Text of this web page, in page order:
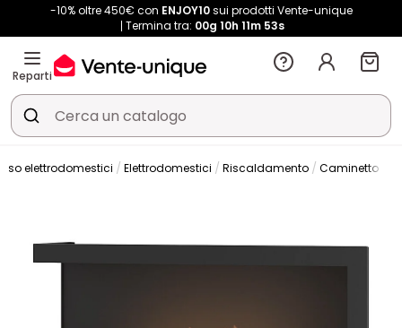
-10% oltre 450€ con ENJOY10sui prodotti Vente-unique
Termina tra:00g 10h 11m 51s
Reparti
elettrodomestici Elettrodomestici Riscaldamento Caminetto